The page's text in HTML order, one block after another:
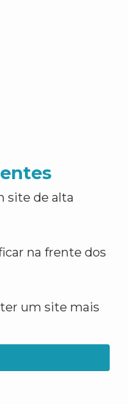
site de alta
na frente dos
um site mais